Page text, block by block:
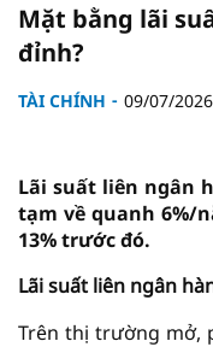
Mặt bằng lãi
đỉnh?
TÀI CHÍNH 09/07/
Lãi suất liên ngân
tạm về quanh 6%/
13% trước đó.
Lãi suất liên ngân
Trên thị trường mở,